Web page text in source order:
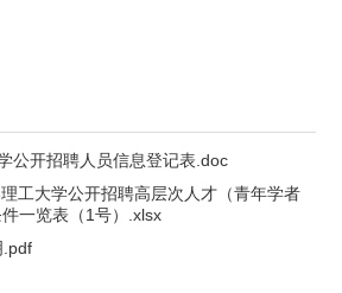
公开招聘人员信息登记表.doc
工大学公开招聘高层次人才（青年学者
一览表（1号）.xlsx
.pdf